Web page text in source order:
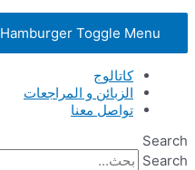
Hamburger Toggle Menu
كاتالوج
الزبائن و المراجعات
تواصل معنا
Search
Search